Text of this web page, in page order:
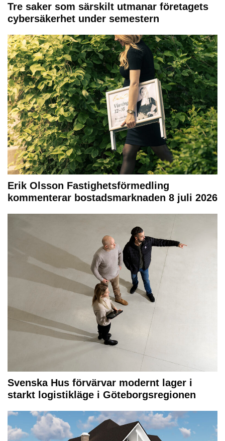
Tre saker som särskilt utmanar företagets
cybersäkerhet under semestern
Erik Olsson Fastighetsförmedling
kommenterar bostadsmarknaden 8 juli 2026
Svenska Hus förvärvar modernt lager i
starkt logistikläge i Göteborgsregionen